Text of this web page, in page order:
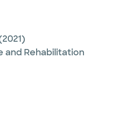
and Rehabilitation